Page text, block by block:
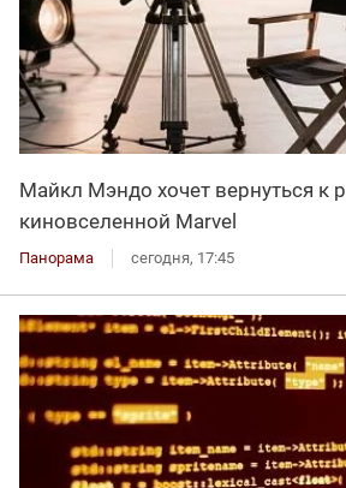
Майкл Мэндо хочет вернуться к
киновселенной Marvel
Панорама сегодня, 17:45